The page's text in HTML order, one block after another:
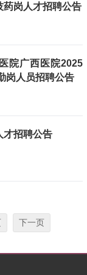
药岗人才招聘公告
院广西医院2025
岗人员招聘公告
才招聘公告
下一页